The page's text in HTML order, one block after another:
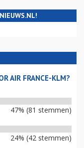
AIR FRANCE-KLM?
47% (81 stemmen)
24% (42 stemmen)